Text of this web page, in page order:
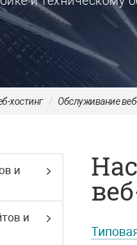
хостинг Обслуживание
и
и